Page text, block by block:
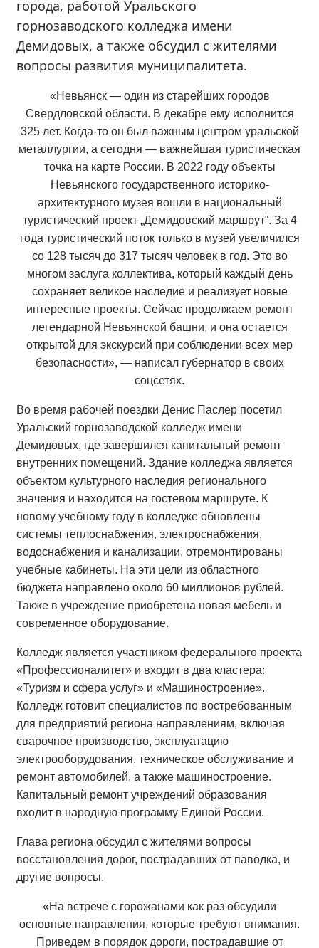
города, работой Уральского
горнозаводского колледжа имени
Демидовых, а также обсудил с жителями
вопросы развития муниципалитета.
«Невьянск — один из старейших городов
Свердловской области. В декабре ему исполнится
325 лет. Когда-то он был важным центром уральской
металлургии, а сегодня — важнейшая туристическая
точка на карте России. В 2022 году объекты
Невьянского государственного историко-
архитектурного музея вошли в национальный
туристический проект „Демидовский маршрут“. За 4
года туристический поток только в музей увеличился
со 128 тысяч до 317 тысяч человек в год. Это во
многом заслуга коллектива, который каждый день
сохраняет великое наследие и реализует новые
интересные проекты. Сейчас продолжаем ремонт
легендарной Невьянской башни, и она остается
открытой для экскурсий при соблюдении всех мер
безопасности», — написал губернатор в своих
соцсетях.
Во время рабочей поездки Денис Паслер посетил
Уральский горнозаводской колледж имени
Демидовых, где завершился капитальный ремонт
внутренних помещений. Здание колледжа является
объектом культурного наследия регионального
значения и находится на гостевом маршруте. К
новому учебному году в колледже обновлены
системы теплоснабжения, электроснабжения,
водоснабжения и канализации, отремонтированы
учебные кабинеты. На эти цели из областного
бюджета направлено около 60 миллионов рублей.
Также в учреждение приобретена новая мебель и
современное оборудование.
Колледж является участником федерального проекта
«Профессионалитет» и входит в два кластера:
«Туризм и сфера услуг» и «Машиностроение».
Колледж готовит специалистов по востребованным
для предприятий региона направлениям, включая
сварочное производство, эксплуатацию
электрооборудования, техническое обслуживание и
ремонт автомобилей, а также машиностроение.
Капитальный ремонт учреждений образования
входит в народную программу Единой России.
Глава региона обсудил с жителями вопросы
восстановления дорог, пострадавших от паводка, и
другие вопросы.
«На встрече с горожанами как раз обсудили
основные направления, которые требуют внимания.
Приведем в порядок дороги, пострадавшие от